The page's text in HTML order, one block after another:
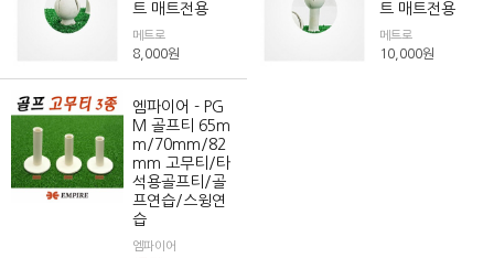
트 매트전용
메트로
8,000원
트 매트전용
메트로
10,000원
엠파이어 - PG
M 골프티 65m
m/70mm/82
mm 고무티/타
석용골프티/골
프연습/스윙연
습
엠파이어